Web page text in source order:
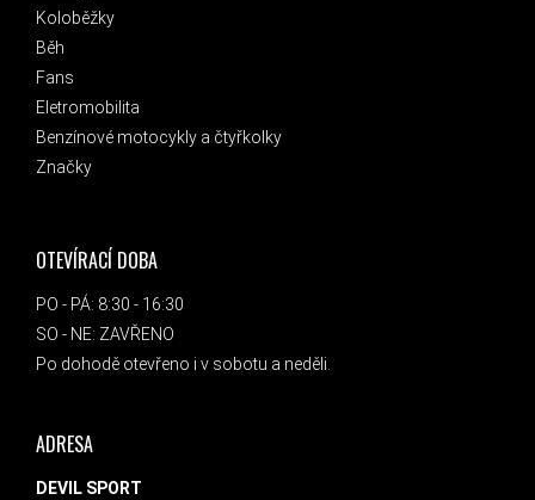
Koloběžky
Běh
Fans
Eletromobilita
Benzínové motocykly a čtyřkolky
Značky
OTEVÍRACÍ DOBA
PO - PÁ: 8:30 - 16:30
SO - NE: ZAVŘENO
Po dohodě otevřeno i v sobotu a neděli.
ADRESA
DEVIL SPORT